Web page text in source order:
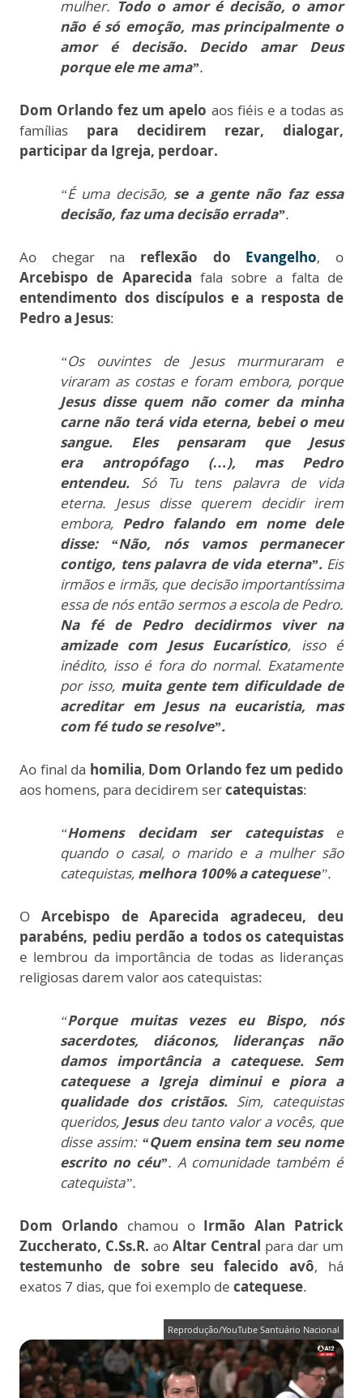
mulher. Todo o amor é decisão, o amor
não é só emoção, mas principalmente o
amor é decisão. Decido amar Deus
porque ele me ama”.
Dom Orlando fez um apelo aos fiéis e a todas as
famílias para decidirem rezar, dialogar,
participar da Igreja, perdoar.
“É uma decisão, se a gente não faz essa
decisão, faz uma decisão errada”.
Ao chegar na reflexão do Evangelho, o
Arcebispo de Aparecida fala sobre a falta de
entendimento dos discípulos e a resposta de
Pedro a Jesus:
“Os ouvintes de Jesus murmuraram e
viraram as costas e foram embora, porque
Jesus disse quem não comer da minha
carne não terá vida eterna, bebei o meu
sangue. Eles pensaram que Jesus
era antropófago (…), mas Pedro
entendeu. Só Tu tens palavra de vida
eterna. Jesus disse querem decidir irem
embora, Pedro falando em nome dele
disse: “Não, nós vamos permanecer
contigo, tens palavra de vida eterna”.Eis
irmãos e irmãs, que decisão importantíssima
essa de nós então sermos a escola de Pedro.
Na fé de Pedro decidirmos viver na
amizade com Jesus Eucarístico, isso é
inédito, isso é fora do normal. Exatamente
por isso, muita gente tem dificuldade de
acreditar em Jesus na eucaristia, mas
com fé tudo se resolve”.
Ao final da homilia, Dom Orlando fez um pedido
aos homens, para decidirem sercatequistas:
“Homens decidam ser catequistas e
quando o casal, o marido e a mulher são
catequistas, melhora 100% a catequese”.
O Arcebispo de Aparecida agradeceu, deu
parabéns, pediu perdão a todos os catequistas
e lembrou da importância de todas as lideranças
religiosas darem valor aos catequistas:
“Porque muitas vezes eu Bispo, nós
sacerdotes, diáconos, lideranças não
damos importância a catequese.
Sem
catequese a Igreja diminui e piora a
qualidade dos cristãos. Sim, catequistas
queridos, Jesusdeu tanto valor a vocês, que
disse assim: “Quem ensina tem seu nome
escrito no céu”. A comunidade também é
catequista”.
Dom Orlando chamou o Irmão Alan Patrick
Zuccherato, C.Ss.R. ao Altar Central para dar um
testemunho de sobre seu falecido avô, há
exatos 7 dias, que foi exemplo de catequese.
Reprodução/YouTube Santuário Nacional